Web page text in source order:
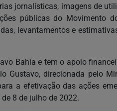
jornalísticas, imagens de
públicas do Movimento
levantamentos e
Bahia e tem o apoio
Gustavo, direcionada pelo
a efetivação das ações
8 de julho de 2022.